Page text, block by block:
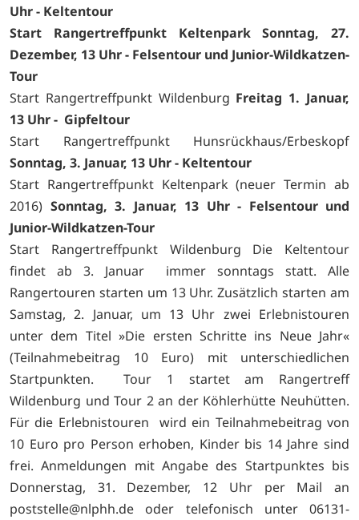
Uhr - Keltentour
Start Rangertreffpunkt Keltenpark
Sonntag, 27.
Dezember, 13 Uhr - Felsentour und Junior-Wildkatzen-
Tour
Start Rangertreffpunkt Wildenburg Freitag 1. Januar,
13 Uhr - Gipfeltour
Start Rangertreffpunkt Hunsrückhaus/Erbeskopf
Sonntag, 3. Januar, 13 Uhr - Keltentour
Start Rangertreffpunkt Keltenpark (neuer Termin ab
2016) Sonntag, 3. Januar, 13 Uhr - Felsentour und
Junior-Wildkatzen-Tour
Start Rangertreffpunkt Wildenburg Die Keltentour
findet ab 3. Januar immer sonntags statt. Alle
Rangertouren starten um 13 Uhr. Zusätzlich starten am
Samstag, 2. Januar, um 13 Uhr zwei Erlebnistouren
unter dem Titel »Die ersten Schritte ins Neue Jahr«
(Teilnahmebeitrag 10 Euro) mit unterschiedlichen
Startpunkten. Tour 1 startet am Rangertreff
Wildenburg und Tour 2 an der Köhlerhütte Neuhütten.
Für die Erlebnistouren wird ein Teilnahmebeitrag von
10 Euro pro Person erhoben, Kinder bis 14 Jahre sind
frei. Anmeldungen mit Angabe des Startpunktes bis
Donnerstag, 31. Dezember, 12 Uhr per Mail an
poststelle@nlphh.de oder telefonisch unter 06131-